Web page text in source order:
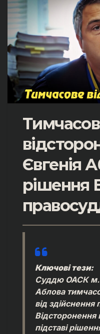
Євгенія
рішення
Ключові тези:
Суддю ОАСК м.
Аблова
від здійснення
Відсторонення
підставі